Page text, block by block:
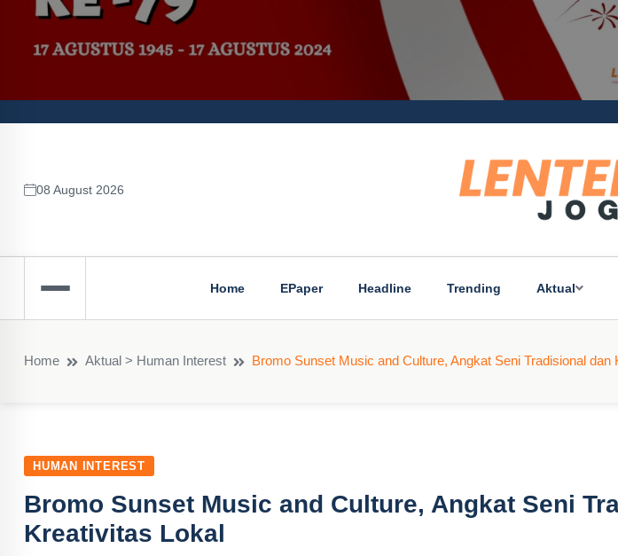
08 August 2026
Home EPaper Headline Trending Aktual
Home Aktual > Human Interest Bromo Sunset Music and Culture, Angkat Seni Tradisional dan
HUMAN INTEREST
Bromo Sunset Music and Culture, Angkat Seni
Kreativitas Lokal